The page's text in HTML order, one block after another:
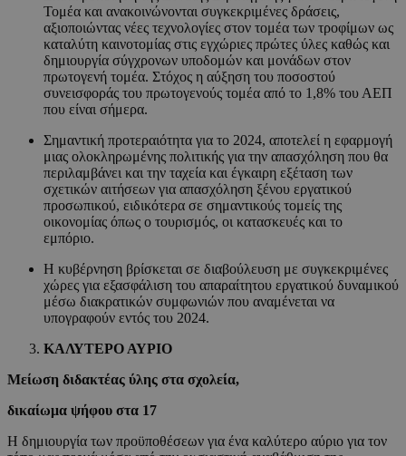
Τομέα και ανακοινώνονται συγκεκριμένες δράσεις,
αξιοποιώντας νέες τεχνολογίες στον τομέα των τροφίμων ως
καταλύτη καινοτομίας στις εγχώριες πρώτες ύλες καθώς και
δημιουργία σύγχρονων υποδομών και μονάδων στον
πρωτογενή τομέα. Στόχος η αύξηση του ποσοστού
συνεισφοράς του πρωτογενούς τομέα από το 1,8% του ΑΕΠ
που είναι σήμερα.
Σημαντική προτεραιότητα για το 2024, αποτελεί η εφαρμογή
μιας ολοκληρωμένης πολιτικής για την απασχόληση που θα
περιλαμβάνει και την ταχεία και έγκαιρη εξέταση των
σχετικών αιτήσεων για απασχόληση ξένου εργατικού
προσωπικού, ειδικότερα σε σημαντικούς τομείς της
οικονομίας όπως ο τουρισμός, οι κατασκευές και το
εμπόριο.
Η κυβέρνηση βρίσκεται σε διαβούλευση με συγκεκριμένες
χώρες για εξασφάλιση του απαραίτητου εργατικού δυναμικού
μέσω διακρατικών συμφωνιών που αναμένεται να
υπογραφούν εντός του 2024.
ΚΑΛΥΤΕΡΟ ΑΥΡΙΟ
Μείωση διδακτέας ύλης στα σχολεία,
δικαίωμα ψήφου στα 17
Η δημιουργία των προϋποθέσεων για ένα καλύτερο αύριο για τον